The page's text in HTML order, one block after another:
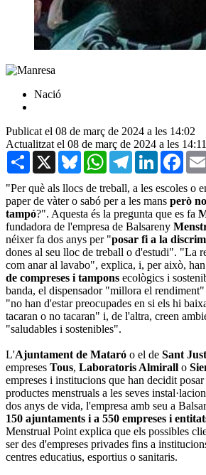
Nació
Publicat el 08 de març de 2024 a les 14:02
Actualitzat el 08 de març de 2024 a les 14:11
Share X BlueskyWhatsAppTelegramLinkedIn
"Per què als llocs de treball, a les escoles o
paper de vàter o sabó per a les mans però
tampó?". Aquesta és la pregunta que es fa
fundadora de l'empresa de Balsareny
néixer fa dos anys per "posar fi a la
dones al seu lloc de treball o d'estudi". "La
com anar al lavabo", explica, i, per això,
de compreses i tampons ecològics i
banda, el dispensador "millora el
"no han d'estar preocupades en si els hi
tacaran o no tacaran" i, de l'altra, creen
"saludables i sostenibles".
L'Ajuntament de Mataró o el de Sant
empreses Tous, Laboratoris Almirall o
empreses i institucions que han decidit
productes menstruals a les seves
dos anys de vida, l'empresa amb seu a
150 ajuntaments i a 550 empreses i
Menstrual Point explica que els possibles
ser des d'empreses privades fins a
centres educatius, esportius o sanitaris.